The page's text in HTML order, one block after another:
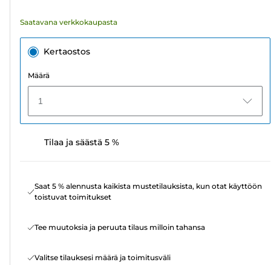
Saatavana verkkokaupasta
Kertaostos
Määrä
1
Tilaa ja säästä 5 %
Saat 5 % alennusta kaikista mustetilauksista, kun otat käyttöön
toistuvat toimitukset
Tee muutoksia ja peruuta tilaus milloin tahansa
Valitse tilauksesi määrä ja toimitusväli